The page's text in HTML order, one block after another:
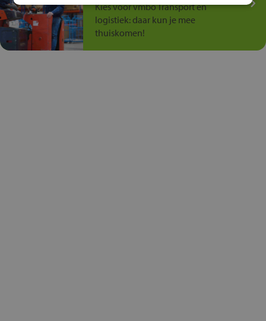
Kies voor vmbo Transport en
logistiek: daar kun je mee
thuiskomen!